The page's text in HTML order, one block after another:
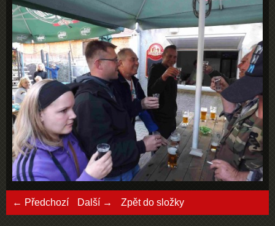
← Předchozí Další → Zpět do složky